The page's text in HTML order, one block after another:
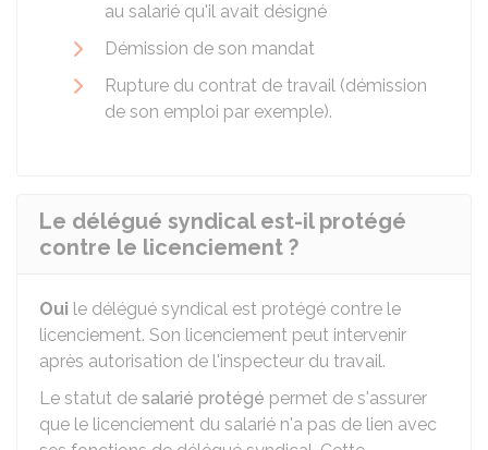
au salarié qu'il avait désigné
Démission de son mandat
Rupture du contrat de travail (démission
de son emploi par exemple).
Le délégué syndical est-il protégé
contre le licenciement ?
Oui le délégué syndical est protégé contre le
licenciement. Son licenciement peut intervenir
après autorisation de l'inspecteur du travail.
Le statut de salarié protégé permet de s'assurer
que le licenciement du salarié n'a pas de lien avec